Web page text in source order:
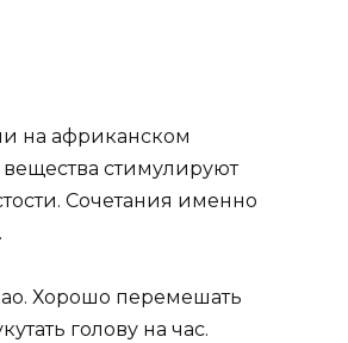
на африканском
стимулируют
Сочетания именно
Хорошо перемешать
голову на час.